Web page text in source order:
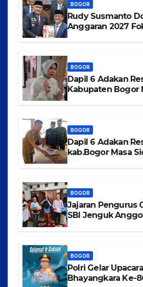
BOGOR
Rudy Susmanto
Anggaran 2027
BOGOR
Dapil 6 Adakan
Kabupaten Bogor
BOGOR
Dapil 6 Adakan
kab.Bogor Masa
BOGOR
Jajaran Pengurus
SBI Jenguk
BOGOR
Polri Gelar
Bhayangkara Ke-